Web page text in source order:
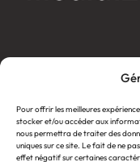
Pour offrir les meilleures
stocker et/ou accéder aux
nous permettra de traiter des
uniques sur ce site. Le fait de ne
effet négatif sur certaines